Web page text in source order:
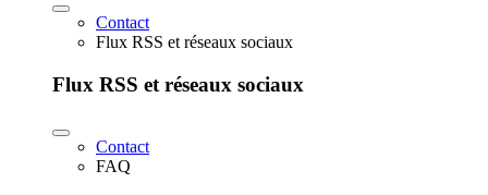
Contact
Flux RSS et réseaux sociaux
Flux RSS et réseaux sociaux
Contact
FAQ